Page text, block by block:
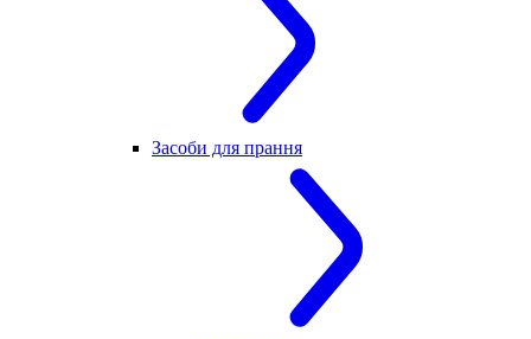
Засоби для прання